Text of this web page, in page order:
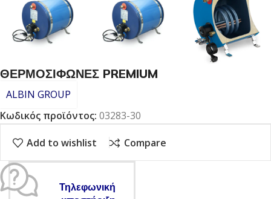
ΘΕΡΜΟΣΙΦΩΝΕΣ PREMIUM
ALBIN GROUP
Κωδικός προϊόντος: 03283-30
Add to wishlist Compare
Τηλεφωνική